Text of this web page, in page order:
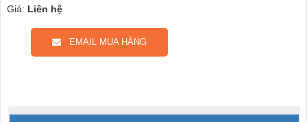
Giá: Liên hệ
EMAIL MUA HÀNG